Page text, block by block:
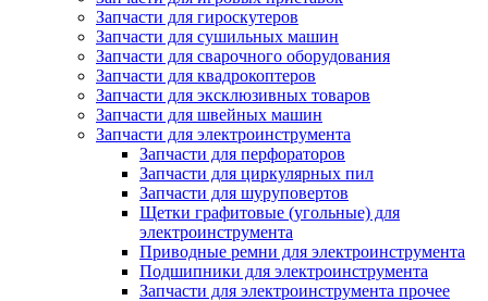
Запчасти для гироскутеров
Запчасти для сушильных машин
Запчасти для сварочного оборудования
Запчасти для квадрокоптеров
Запчасти для эксклюзивных товаров
Запчасти для швейных машин
Запчасти для электроинструмента
Запчасти для перфораторов
Запчасти для циркулярных пил
Запчасти для шуруповертов
Щетки графитовые (угольные) для
электроинструмента
Приводные ремни для электроинструмента
Подшипники для электроинструмента
Запчасти для электроинструмента прочее